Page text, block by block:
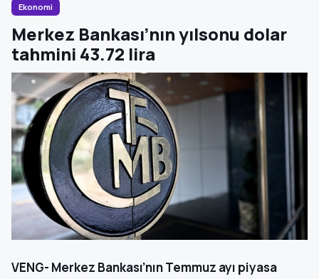
Ekonomi
Merkez Bankası’nın yılsonu dolar
tahmini 43.72 lira
VENG- Merkez Bankası’nın Temmuz ayı piyasa